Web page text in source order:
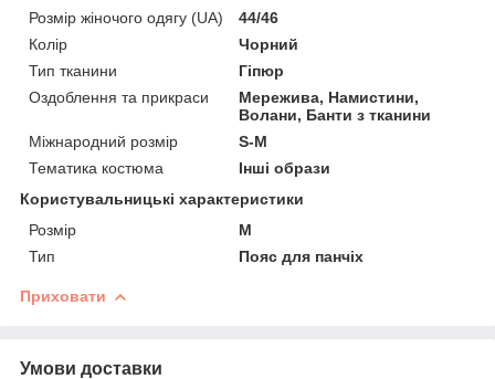
Розмір жіночого одягу (UA)
44/46
Колір
Чорний
Тип тканини
Гіпюр
Оздоблення та прикраси
Мережива, Намистини,
Волани, Банти з тканини
Міжнародний розмір
S-M
Тематика костюма
Інші образи
Користувальницькі характеристики
Розмір
M
Тип
Пояс для панчіх
Приховати
Умови доставки